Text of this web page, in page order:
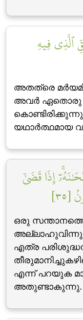
ٱلَّذِي فِيهِ
അതത്രെ
അവര്‍ ഏതൊരു
യഥാര്‍ത്ഥമായ
إِذَا قَضَىٰٓ
ഒരു
എത്ര
എന്ന് പറയുക
അതുണ്ടാകുന്നു.